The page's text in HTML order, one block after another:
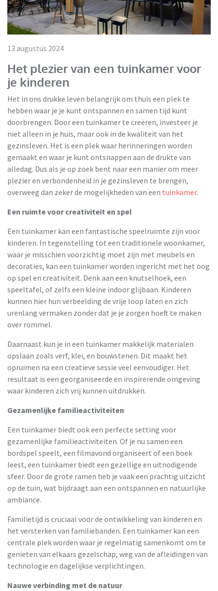
13 augustus 2024
Het plezier van een tuinkamer voor
je kinderen
Het in ons drukke leven belangrijk om thuis een plek te
hebben waar je je kunt ontspannen en samen tijd kunt
doorbrengen. Door een tuinkamer te creëren, investeer je
niet alleen in je huis, maar ook in de kwaliteit van het
gezinsleven. Het is een plek waar herinneringen worden
gemaakt en waar je kunt ontsnappen aan de drukte van
alledag. Dus als je op zoek bent naar een manier om meer
plezier en verbondenheid in je gezinsleven te brengen,
overweeg dan zeker de mogelijkheden van een tuinkamer.
Een ruimte voor creativiteit en spel
Een tuinkamer kan een fantastische speelruimte zijn voor
kinderen. In tegenstelling tot een traditionele woonkamer,
waar je misschien voorzichtig moet zijn met meubels en
decoraties, kan een tuinkamer worden ingericht met het oog
op spel en creativiteit. Denk aan een knutselhoek, een
speeltafel, of zelfs een kleine indoor glijbaan. Kinderen
kunnen hier hun verbeelding de vrije loop laten en zich
urenlang vermaken zonder dat je je zorgen hoeft te maken
over rommel.
Daarnaast kun je in een tuinkamer makkelijk materialen
opslaan zoals verf, klei, en bouwstenen. Dit maakt het
opruimen na een creatieve sessie veel eenvoudiger. Het
resultaat is een georganiseerde en inspirerende omgeving
waar kinderen zich vrij kunnen uitdrukken.
Gezamenlijke familieactiviteiten
Een tuinkamer biedt ook een perfecte setting voor
gezamenlijke familieactiviteiten. Of je nu samen een
bordspel speelt, een filmavond organiseert of een boek
leest, een tuinkamer biedt een gezellige en uitnodigende
sfeer. Door de grote ramen heb je vaak een prachtig uitzicht
op de tuin, wat bijdraagt aan een ontspannen en natuurlijke
ambiance.
Familietijd is cruciaal voor de ontwikkeling van kinderen en
het versterken van familiebanden. Een tuinkamer kan een
centrale plek worden waar je regelmatig samenkomt om te
genieten van elkaars gezelschap, weg van de afleidingen van
technologie en dagelijkse verplichtingen.
Nauwe verbinding met de natuur